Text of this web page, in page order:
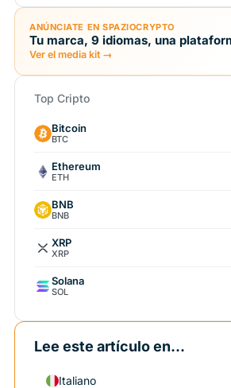
ANÚNCIATE EN SPAZIOCRYPTO
Tu marca, 9 idiomas, una
Ver el media kit →
Top Cripto
Bitcoin
BTC
Ethereum
ETH
BNB
BNB
XRP
XRP
Solana
SOL
Lee este artículo en...
Italiano